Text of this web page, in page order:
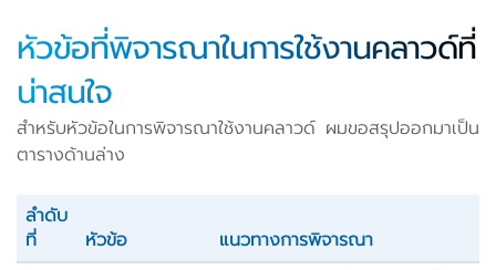
หัวข้อที่พิจารณาในการใช้งานคลาวด์ที่
น่าสนใจ
สำหรับหัวข้อในการพิจารณาใช้งานคลาวด์ ผมขอสรุปออกมาเป็น
ตารางด้านล่าง
ลำดับ
ที่
หัวข้อ
แนวทางการพิจารณา